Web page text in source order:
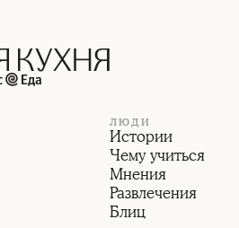
ЛЮДИ
Истории
Чему учиться
Мнения
Развлечения
Блиц